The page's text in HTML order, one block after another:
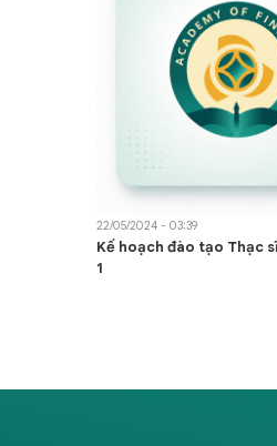
22/05/2024 - 03:39
Kế hoạch đào tạo Thạc
1